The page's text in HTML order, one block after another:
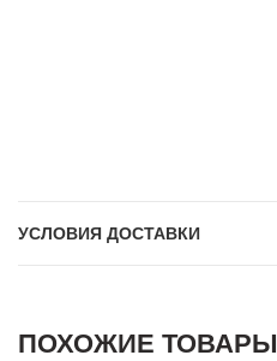
УСЛОВИЯ ДОСТАВКИ
ПОХОЖИЕ ТОВАРЫ